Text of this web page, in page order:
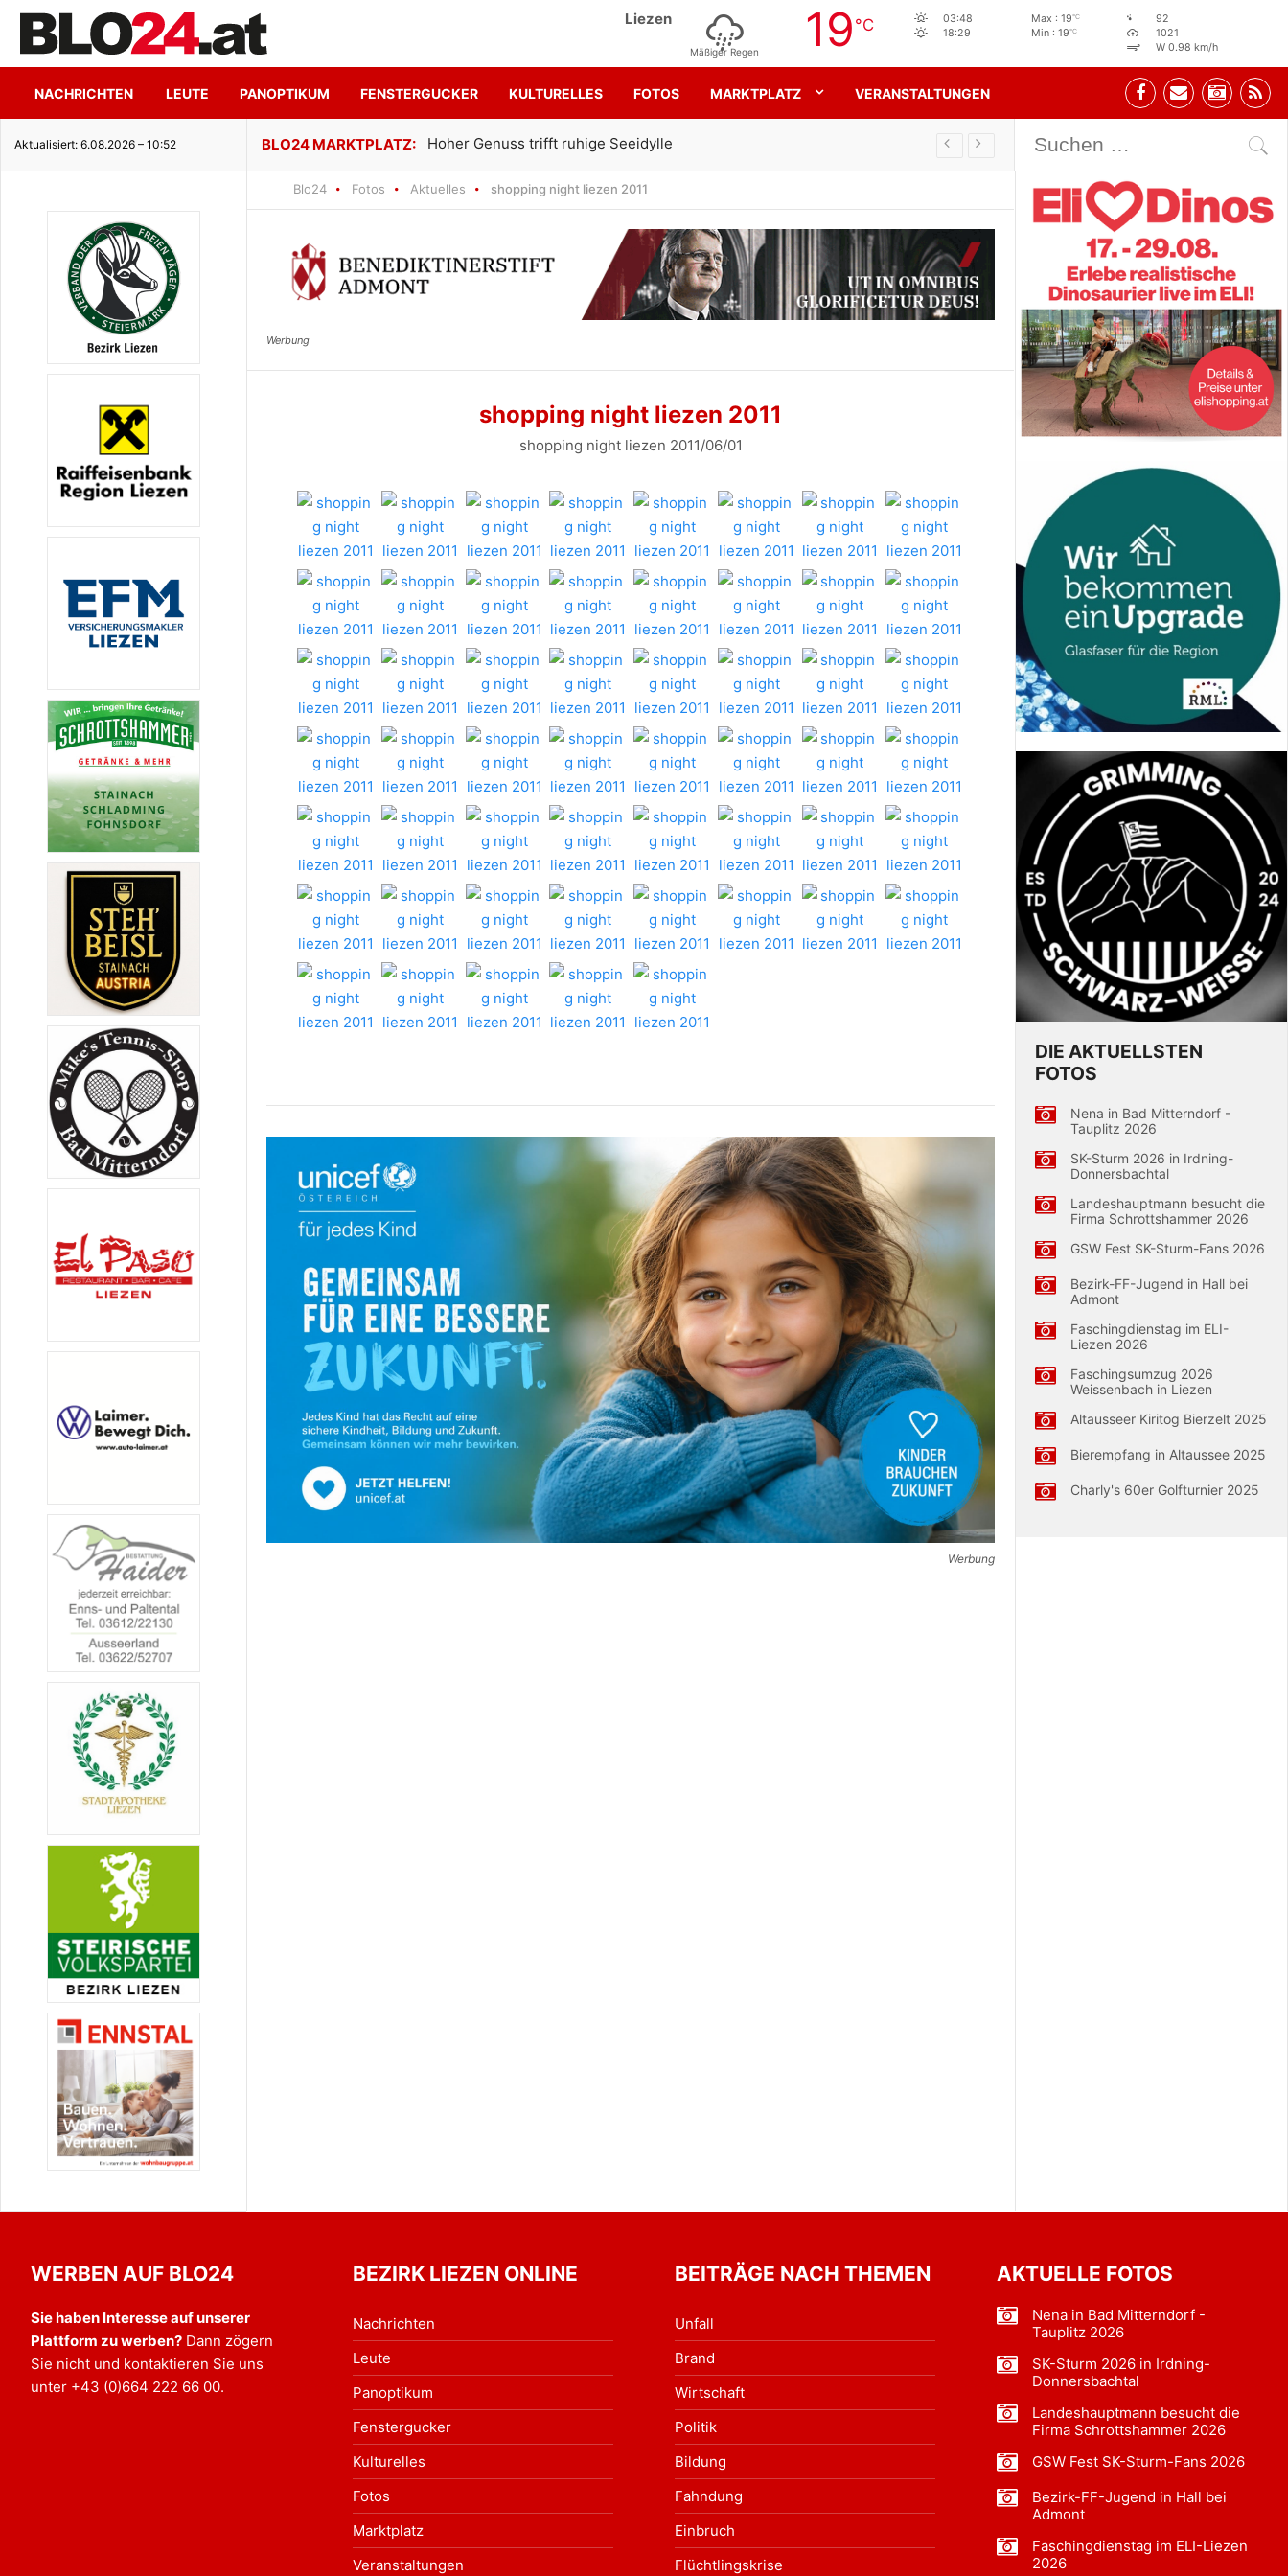
Liezen
Mäßiger Regen 19 °C
03:48
18:29
Max : 19°C
Min : 19°C
92
1021
W 0.98 km/h
NACHRICHTEN LEUTE PANOPTIKUM FENSTERGUCKER KULTURELLES FOTOS MARKTPLATZ VERANSTALTUNGEN
Aktualisiert: 6.08.2026 – 10:52
Seeidylle Gemeinsam für den SK Sturm Stehbeisl Stainach Öffnungszeiten
Blo24 Fotos Aktuelles shopping night liezen 2011
shopping night liezen 2011
shopping night liezen 2011/06/01
Werbung
DIE AKTUELLSTEN
FOTOS
Nena in Bad Mitterndorf -
Tauplitz 2026
SK-Sturm 2026 in Irdning-
Donnersbachtal
Landeshauptmann besucht die
Firma Schrottshammer 2026
GSW Fest SK-Sturm-Fans 2026
Bezirk-FF-Jugend in Hall bei
Admont
Faschingdienstag im ELI-
Liezen 2026
Faschingsumzug 2026
Weissenbach in Liezen
Altausseer Kiritog Bierzelt 2025
Bierempfang in Altaussee 2025
Charly's 60er Golfturnier 2025
WERBEN AUF BLO24
Sie haben Interesse auf unserer
Plattform zu werben? Dann zögern
Sie nicht und kontaktieren Sie uns
unter +43 (0)664 222 66 00.
BEZIRK LIEZEN ONLINE
Nachrichten
Leute
Panoptikum
Fenstergucker
Kulturelles
Fotos
Marktplatz
Veranstaltungen
BEITRÄGE NACH THEMEN
Unfall
Brand
Wirtschaft
Politik
Bildung
Fahndung
Einbruch
Flüchtlingskrise
AKTUELLE FOTOS
Nena in Bad Mitterndorf -
Tauplitz 2026
SK-Sturm 2026 in Irdning-
Donnersbachtal
Landeshauptmann besucht die
Firma Schrottshammer 2026
GSW Fest SK-Sturm-Fans 2026
Bezirk-FF-Jugend in Hall bei
Admont
Faschingdienstag im ELI-Liezen
2026